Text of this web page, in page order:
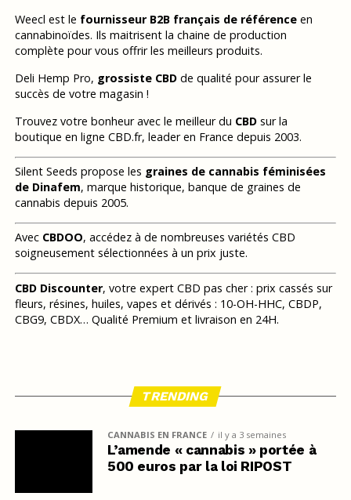
Weecl est le fournisseur B2B français de référenceen
cannabinoïdes. Ils maitrisent la chaine de production
complète pour vous offrir les meilleurs produits.
Deli Hemp Pro, grossiste CBDde qualité pour assurer le
succès de votre magasin !
Trouvez votre bonheur avec le meilleur du CBDsur la
boutique en ligne CBD.fr, leader en France depuis 2003.
Silent Seeds propose les graines de cannabis féminisées
de Dinafem, marque historique, banque de graines de
cannabis depuis 2005.
Avec CBDOO, accédez à de nombreuses variétés CBD
soigneusement sélectionnées à un prix juste.
CBD Discounter, votre expert CBD pas cher : prix cassés sur
fleurs, résines, huiles, vapes et dérivés : 10-OH-HHC, CBDP,
CBG9, CBDX… Qualité Premium et livraison en 24H.
TRENDING
CANNABIS EN FRANCE il y a 3 semaines
L’amende « cannabis » portée à
500 euros par la loi RIPOST